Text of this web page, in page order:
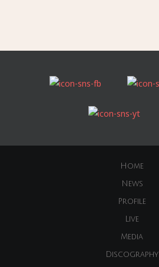
Home
News
Profile
Live
Media
Discography